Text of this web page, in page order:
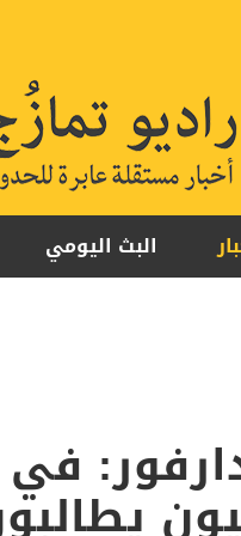
البث اليومي